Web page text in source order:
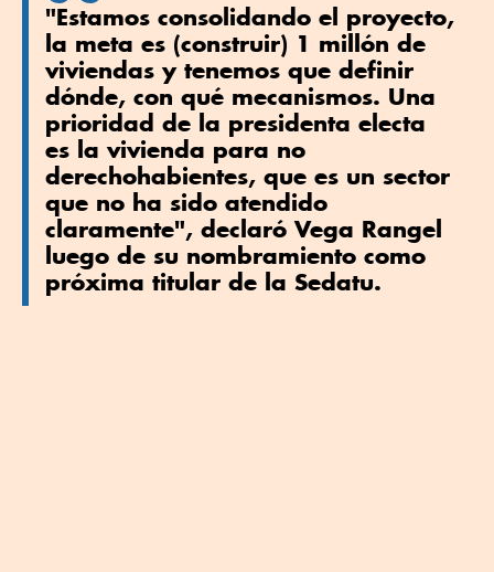
"Estamos consolidando el proyecto,
la meta es (construir) 1 millón de
viviendas y tenemos que definir
dónde, con qué mecanismos. Una
prioridad de la presidenta electa
es la vivienda para no
derechohabientes, que es un sector
que no ha sido atendido
claramente", declaró Vega Rangel
luego de su nombramiento como
próxima titular de la Sedatu.